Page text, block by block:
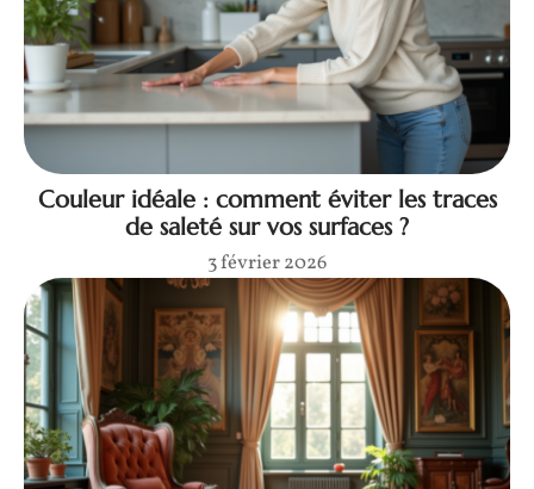
Couleur idéale : comment éviter les traces
de saleté sur vos surfaces ?
3 février 2026